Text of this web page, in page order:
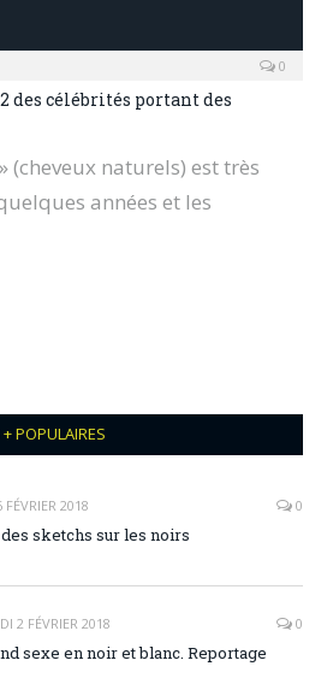
0
des célébrités portant des
(cheveux naturels) est très
années et les
+ POPULAIRES
FÉVRIER 2018 0
des sketchs sur les noirs
2 FÉVRIER 2018 0
sexe en noir et blanc. Reportage